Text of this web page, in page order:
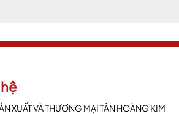
XUẤT VÀ THƯƠNG MẠI TÂN HOÀNG KIM